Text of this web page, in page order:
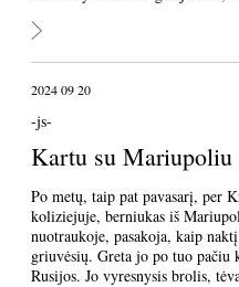
2024 09 20
-js-
Kartu su Mariupoliu
Po metų, taip pat pavasarį, per
koliziejuje, berniukas iš
nuotraukoje, pasakoja, kaip
griuvėsių. Greta jo po tuo
Rusijos. Jo vyresnysis brolis,